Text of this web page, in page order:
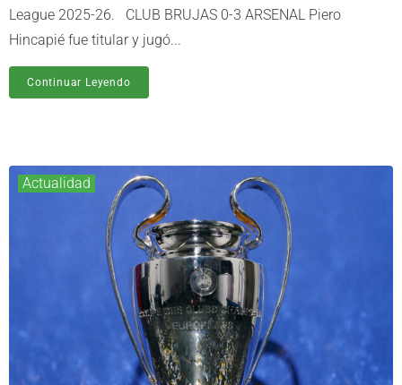
League 2025-26. CLUB BRUJAS 0-3 ARSENAL Piero
Hincapié fue titular y jugó...
Continuar Leyendo
Actualidad